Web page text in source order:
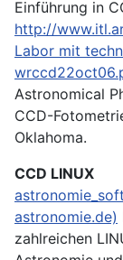
Einführung in
http://
Labor mit
Astronomical
CCD-
Oklahoma.
CCD LINUX
astronomie.de)
zahlreichen